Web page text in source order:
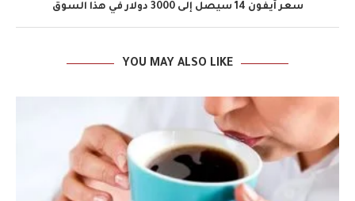
سعر آيفون 14 سيصل إلى 3000 دولار في هذا السوق
YOU MAY ALSO LIKE